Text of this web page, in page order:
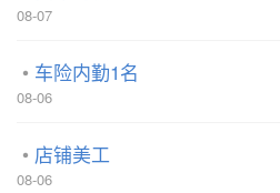
08-07
车险内勤1名
08-06
店铺美工
08-06